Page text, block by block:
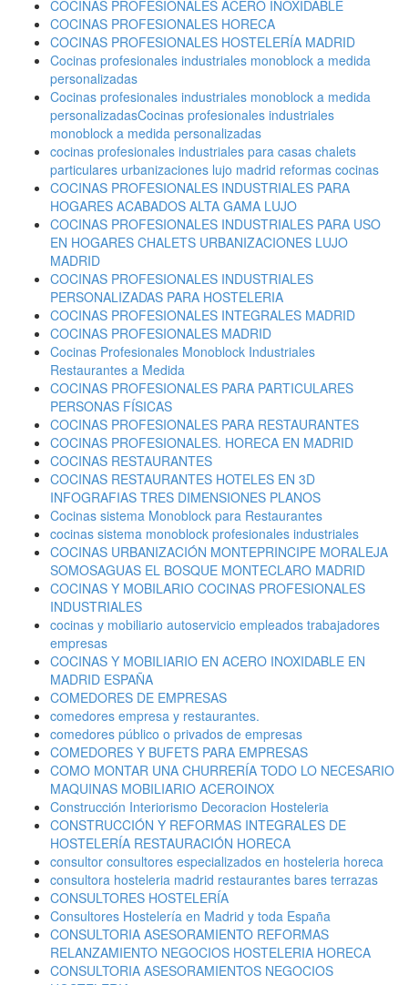
COCINAS PROFESIONALES ACERO INOXIDABLE
COCINAS PROFESIONALES HORECA
COCINAS PROFESIONALES HOSTELERÍA MADRID
Cocinas profesionales industriales monoblock a medida
personalizadas
Cocinas profesionales industriales monoblock a medida
personalizadasCocinas profesionales industriales
monoblock a medida personalizadas
cocinas profesionales industriales para casas chalets
particulares urbanizaciones lujo madrid reformas cocinas
COCINAS PROFESIONALES INDUSTRIALES PARA
HOGARES ACABADOS ALTA GAMA LUJO
COCINAS PROFESIONALES INDUSTRIALES PARA USO
EN HOGARES CHALETS URBANIZACIONES LUJO
MADRID
COCINAS PROFESIONALES INDUSTRIALES
PERSONALIZADAS PARA HOSTELERIA
COCINAS PROFESIONALES INTEGRALES MADRID
COCINAS PROFESIONALES MADRID
Cocinas Profesionales Monoblock Industriales
Restaurantes a Medida
COCINAS PROFESIONALES PARA PARTICULARES
PERSONAS FÍSICAS
COCINAS PROFESIONALES PARA RESTAURANTES
COCINAS PROFESIONALES. HORECA EN MADRID
COCINAS RESTAURANTES
COCINAS RESTAURANTES HOTELES EN 3D
INFOGRAFIAS TRES DIMENSIONES PLANOS
Cocinas sistema Monoblock para Restaurantes
cocinas sistema monoblock profesionales industriales
COCINAS URBANIZACIÓN MONTEPRINCIPE MORALEJA
SOMOSAGUAS EL BOSQUE MONTECLARO MADRID
COCINAS Y MOBILARIO COCINAS PROFESIONALES
INDUSTRIALES
cocinas y mobiliario autoservicio empleados trabajadores
empresas
COCINAS Y MOBILIARIO EN ACERO INOXIDABLE EN
MADRID ESPAÑA
COMEDORES DE EMPRESAS
comedores empresa y restaurantes.
comedores público o privados de empresas
COMEDORES Y BUFETS PARA EMPRESAS
COMO MONTAR UNA CHURRERÍA TODO LO NECESARIO
MAQUINAS MOBILIARIO ACEROINOX
Construcción Interiorismo Decoracion Hosteleria
CONSTRUCCIÓN Y REFORMAS INTEGRALES DE
HOSTELERÍA RESTAURACIÓN HORECA
consultor consultores especializados en hosteleria horeca
consultora hosteleria madrid restaurantes bares terrazas
CONSULTORES HOSTELERÍA
Consultores Hostelería en Madrid y toda España
CONSULTORIA ASESORAMIENTO REFORMAS
RELANZAMIENTO NEGOCIOS HOSTELERIA HORECA
CONSULTORIA ASESORAMIENTOS NEGOCIOS